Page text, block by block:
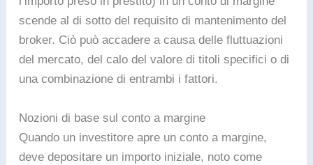
scende al di sotto del requisito di mantenimento del
broker. Ciò può accadere a causa delle fluttuazioni
del mercato, del calo del valore di titoli specifici o di
una combinazione di entrambi i fattori.
Nozioni di base sul conto a margine
Quando un investitore apre un conto a margine,
deve depositare un importo iniziale, noto come